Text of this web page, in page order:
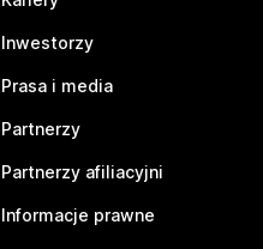
Inwestorzy
Prasa i media
Partnerzy
Partnerzy afiliacyjni
Informacje prawne